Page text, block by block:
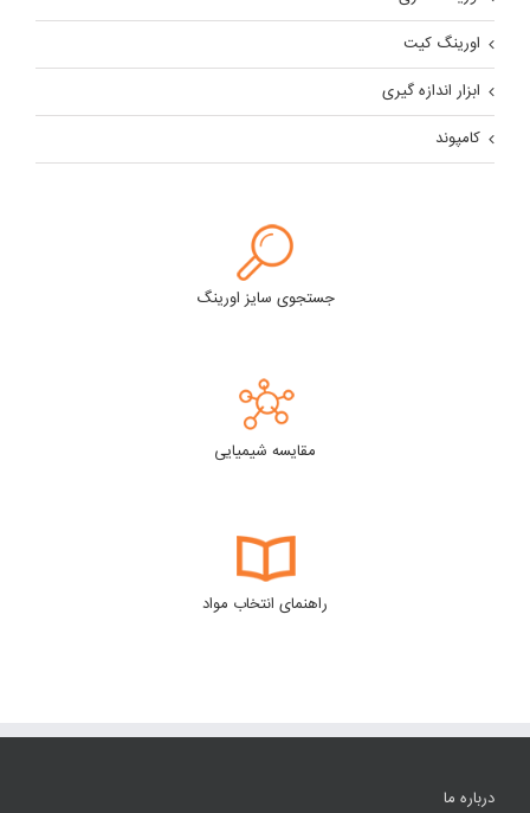
اورینگ کیت
ابزار اندازه گیری
کامپوند
جستجوی سایز اورینگ
مقایسه شیمیایی
راهنمای انتخاب مواد
درباره ما